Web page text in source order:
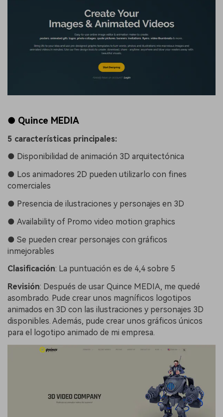
● Quince MEDIA
5 características principales:
● Disponibilidad de animación 3D arquitectónica
● Los animadores 2D pueden utilizarlo con fines
comerciales
● Presencia de ilustraciones y personajes en 3D
● Availability of Promo video motion graphics
● Se pueden crear personajes con gráficos
inmejorables
Clasificación: La puntuación es de 4,4 sobre 5
Revisión: Después de usar Quince MEDIA, me quedé
asombrado. Pude crear unos magníficos logotipos
animados en 3D con las ilustraciones y personajes 3D
disponibles. Además, pude crear unos gráficos únicos
para el logotipo animado de mi empresa.